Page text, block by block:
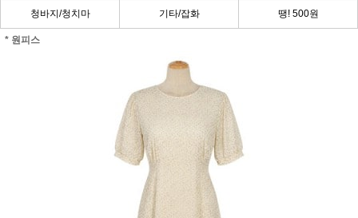
청바지/청치마 기타/잡화 땡! 500원
* 원피스